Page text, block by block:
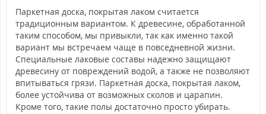
Паркетная доска, покрытая лаком считается
традиционным вариантом. К древесине, обработанной
таким способом, мы привыкли, так как именно такой
вариант мы встречаем чаще в повседневной жизни.
Специальные лаковые составы надежно защищают
древесину от повреждений водой, а также не позволяют
впитываться грязи. Паркетная доска, покрытая лаком,
более устойчива от возможных сколов и царапин.
Кроме того, такие полы достаточно просто убирать.